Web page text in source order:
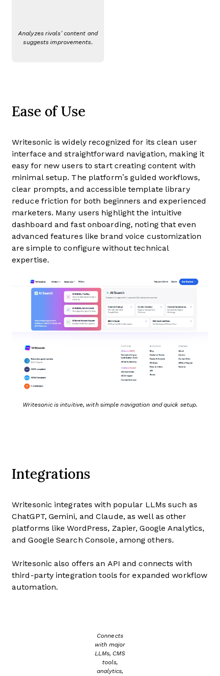
Analyzes rivals’ content and
suggests improvements.
Ease of Use
Writesonic is widely recognized for its clean user
interface and straightforward navigation, making it
easy for new users to start creating content with
minimal setup. The platform’s guided workflows,
clear prompts, and accessible template library
reduce friction for both beginners and experienced
marketers. Many users highlight the intuitive
dashboard and fast onboarding, noting that even
advanced features like brand voice customization
are simple to configure without technical
expertise.
Writesonic is intuitive, with simple navigation and quick setup.
Integrations
Writesonic integrates with popular LLMs such as
ChatGPT, Gemini, and Claude, as well as other
platforms like WordPress, Zapier, Google Analytics,
and Google Search Console, among others.
Writesonic also offers an API and connects with
third-party integration tools for expanded workflow
automation.
Connects
with major
LLMs, CMS
tools,
analytics,